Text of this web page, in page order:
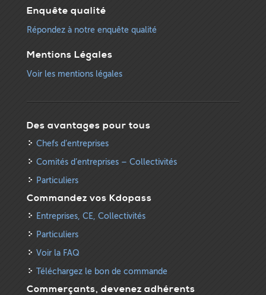
Enquête qualité
Répondez à notre enquête qualité
Mentions Légales
Voir les mentions légales
Des avantages pour tous
Chefs d’entreprises
Comités d’entreprises – Collectivités
Particuliers
Commandez vos Kdopass
Entreprises, CE, Collectivités
Particuliers
Voir la FAQ
Téléchargez le bon de commande
Commerçants, devenez adhérents